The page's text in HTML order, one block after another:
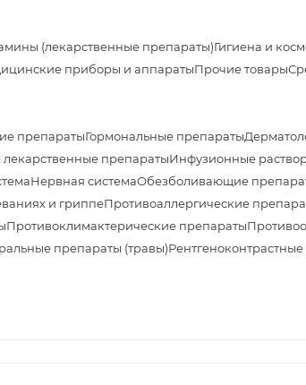
(лекарственные препараты)Гигиена и
приборы и аппаратыПрочие товары
препаратыГормональные препараты
препаратыИнфузионные
Нервная системаОбезболивающие
и гриппеПротивоаллергические
Противоклимактерические препараты
препараты (травы)